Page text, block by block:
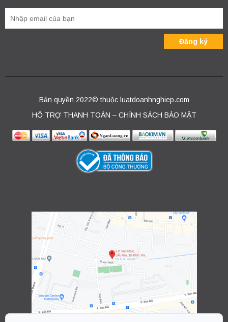
Bản quyền 2022© thuộc luatdoanhnghiep.com
HỖ TRỢ THANH TOÁN – CHÍNH SÁCH BẢO MẬT